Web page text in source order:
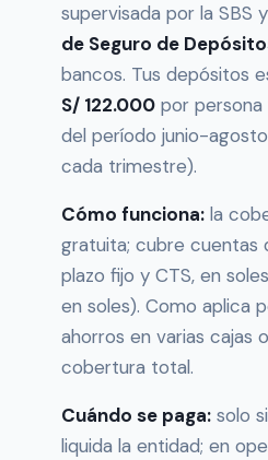
supervisada por la SBS y
de Seguro de
bancos. Tus depósitos
S/ 122.000 por
del período junio-
cada trimestre).
Cómo funciona: la
gratuita; cubre cuentas
plazo fijo y CTS, en
en soles). Como aplica
ahorros en varias cajas
cobertura total.
Cuándo se paga: solo
liquida la entidad; en